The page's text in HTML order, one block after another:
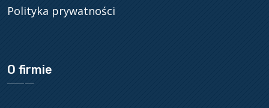
Polityka prywatności
O firmie